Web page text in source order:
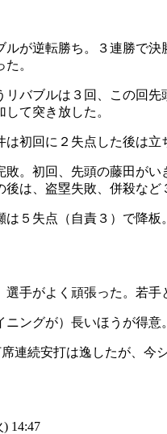
が逆転勝ち。３連勝で決
。
バブルは３回、この回先
して突き放した。
初回に２失点した後は立
。初回、先頭の藤田がい
後は、盗塁失敗、併殺など
５失点（自責３）で降板
手がよく頑張った。若手
ングが）長いほうが得
連続安打は逸したが、今
) 14:47